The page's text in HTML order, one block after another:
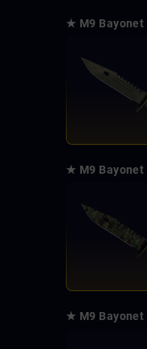
★ M9 Bayonet
★ M9 Bayonet
★ M9 Bayonet